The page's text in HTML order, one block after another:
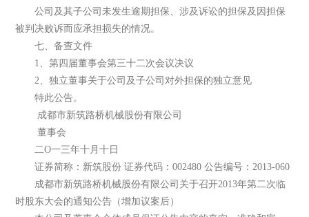
公司及其子公司未发生逾期担保、涉及诉讼的担保及因担保
被判决败诉而应承担损失的情况。
七、备查文件
1、第四届董事会第三十二次会议决议
2、独立董事关于公司及子公司对外担保的独立意见
特此公告。
成都市新筑路桥机械股份有限公司
董事会
二O一三年十月十日
证券简称：新筑股份 证券代码：002480 公告编号：2013-060
成都市新筑路桥机械股份有限公司关于召开2013年第二次临
时股东大会的通知公告（增加议案后）